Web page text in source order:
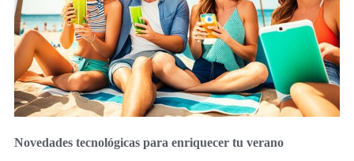
Novedades tecnológicas para enriquecer tu verano